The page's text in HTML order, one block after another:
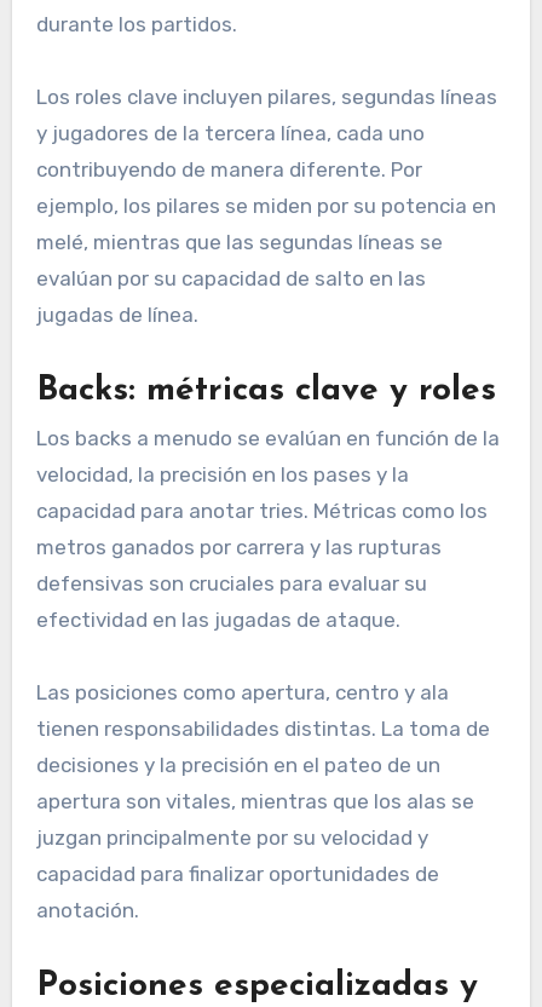
durante los partidos.
Los roles clave incluyen pilares, segundas líneas
y jugadores de la tercera línea, cada uno
contribuyendo de manera diferente. Por
ejemplo, los pilares se miden por su potencia en
melé, mientras que las segundas líneas se
evalúan por su capacidad de salto en las
jugadas de línea.
Backs: métricas clave y roles
Los backs a menudo se evalúan en función de la
velocidad, la precisión en los pases y la
capacidad para anotar tries. Métricas como los
metros ganados por carrera y las rupturas
defensivas son cruciales para evaluar su
efectividad en las jugadas de ataque.
Las posiciones como apertura, centro y ala
tienen responsabilidades distintas. La toma de
decisiones y la precisión en el pateo de un
apertura son vitales, mientras que los alas se
juzgan principalmente por su velocidad y
capacidad para finalizar oportunidades de
anotación.
Posiciones especializadas y